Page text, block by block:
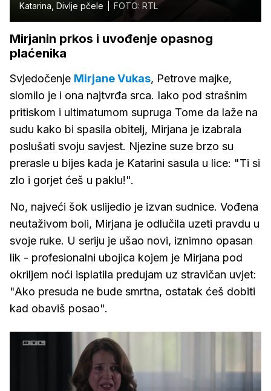
Katarina, Divlje pčele FOTO: RTL
Mirjanin prkos i uvođenje opasnog
plaćenika
Svjedočenje Mirjane Vukas, Petrove majke,
slomilo je i ona najtvrđa srca. Iako pod strašnim
pritiskom i ultimatumom supruga Tome da laže na
sudu kako bi spasila obitelj, Mirjana je izabrala
poslušati svoju savjest. Njezine suze brzo su
prerasle u bijes kada je Katarini sasula u lice: "Ti si
zlo i gorjet ćeš u paklu!".
No, najveći šok uslijedio je izvan sudnice. Vođena
neutaživom boli, Mirjana je odlučila uzeti pravdu u
svoje ruke. U seriju je ušao novi, iznimno opasan
lik - profesionalni ubojica kojem je Mirjana pod
okriljem noći isplatila predujam uz stravičan uvjet:
"Ako presuda ne bude smrtna, ostatak ćeš dobiti
kad obaviš posao".